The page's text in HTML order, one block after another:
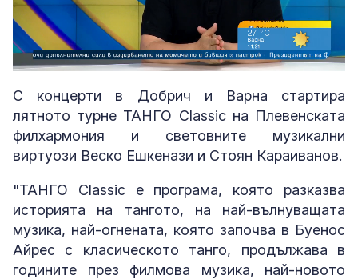
Unmute Loaded:
9.00%
С концерти в Добрич и Варна стартира
лятното турне ТАНГО Classic на Плевенската
филхармония и световните музикални
виртуози Веско Ешкенази и Стоян Караиванов.
"ТАНГО Classic е програма, която разказва
историята на тангото, на най-вълнуващата
музика, най-огнената, която започва в Буенос
Айрес с класическото танго, продължава в
годините през филмова музика, най-новото